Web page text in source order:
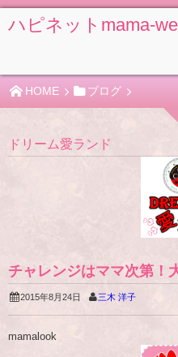
ハピネットmama-
HOME ブログ
ドリーム愛ランド
チャレンジはママ次第！
2015年8月24日 三木 洋子
mamalook